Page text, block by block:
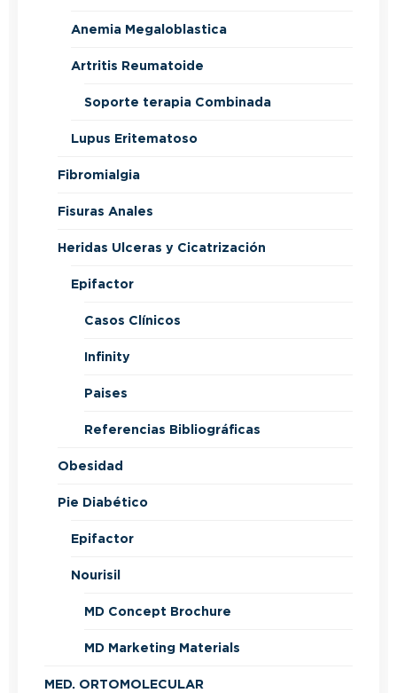
Anemia Megaloblastica
Artritis Reumatoide
Soporte terapia Combinada
Lupus Eritematoso
Fibromialgia
Fisuras Anales
Heridas Ulceras y Cicatrización
Epifactor
Casos Clínicos
Infinity
Paises
Referencias Bibliográficas
Obesidad
Pie Diabético
Epifactor
Nourisil
MD Concept Brochure
MD Marketing Materials
MED. ORTOMOLECULAR